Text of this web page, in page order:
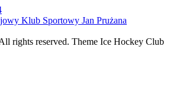
Klub Sportowy Jan Prużana
rights reserved. Theme Ice Hockey Club